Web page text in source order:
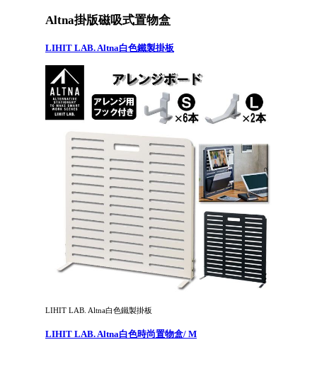
Altna掛版磁吸式置物盒
LIHIT LAB. Altna白色鐵製掛板
LIHIT LAB. Altna白色鐵製掛板
LIHIT LAB. Altna白色時尚置物盒/ M